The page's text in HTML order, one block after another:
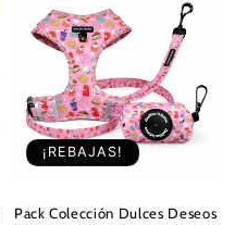
¡REBAJAS!
Pack Colección Dulces Deseos